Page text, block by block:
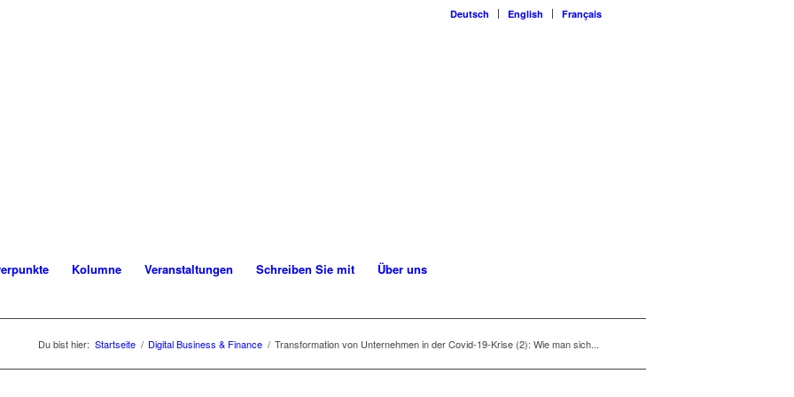
Deutsch English Français
Kolumne Veranstaltungen Schreiben Sie mit Über uns
Du bist hier: Startseite / Digital Business & Finance / Transformation von Unternehmen in der Covid-19-Krise (2): Wie man sich...